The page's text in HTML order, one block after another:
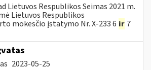
Lietuvos Respublikos Seimas 2021 m.
Lietuvos Respublikos
mokesčio įstatymo Nr. X-233 6 ir 7
2023-05-25